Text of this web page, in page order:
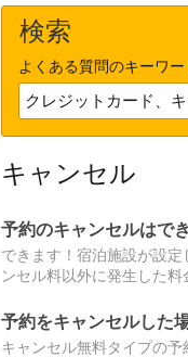
検索
よくある質問のキーワ
キャンセル
予約のキャンセルはで
できます！宿泊施設が設
ンセル料以外に発生した料
予約をキャンセルした
キャンセル無料タイプの